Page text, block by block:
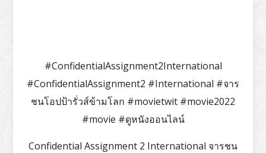
#ConfidentialAssignment2International
#ConfidentialAssignment2 #International #จาร
ชนโอปป้ารั่วส์ข้ามโลก #movietwit #movie2022
#movie #ดูหนังออนไลน์
Confidential Assignment 2 International จารชน